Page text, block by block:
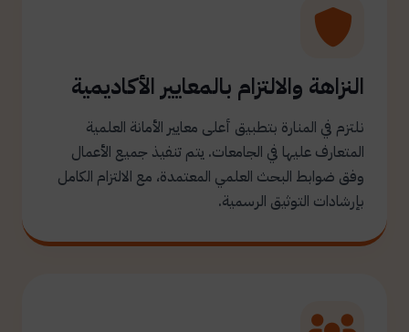
النزاهة والالتزام بالمعايير الأكاديمية
نلتزم في المنارة بتطبيق أعلى معايير الأمانة العلمية
المتعارف عليها في الجامعات. يتم تنفيذ جميع الأعمال
وفق ضوابط البحث العلمي المعتمدة، مع الالتزام الكامل
بإرشادات التوثيق الرسمية.